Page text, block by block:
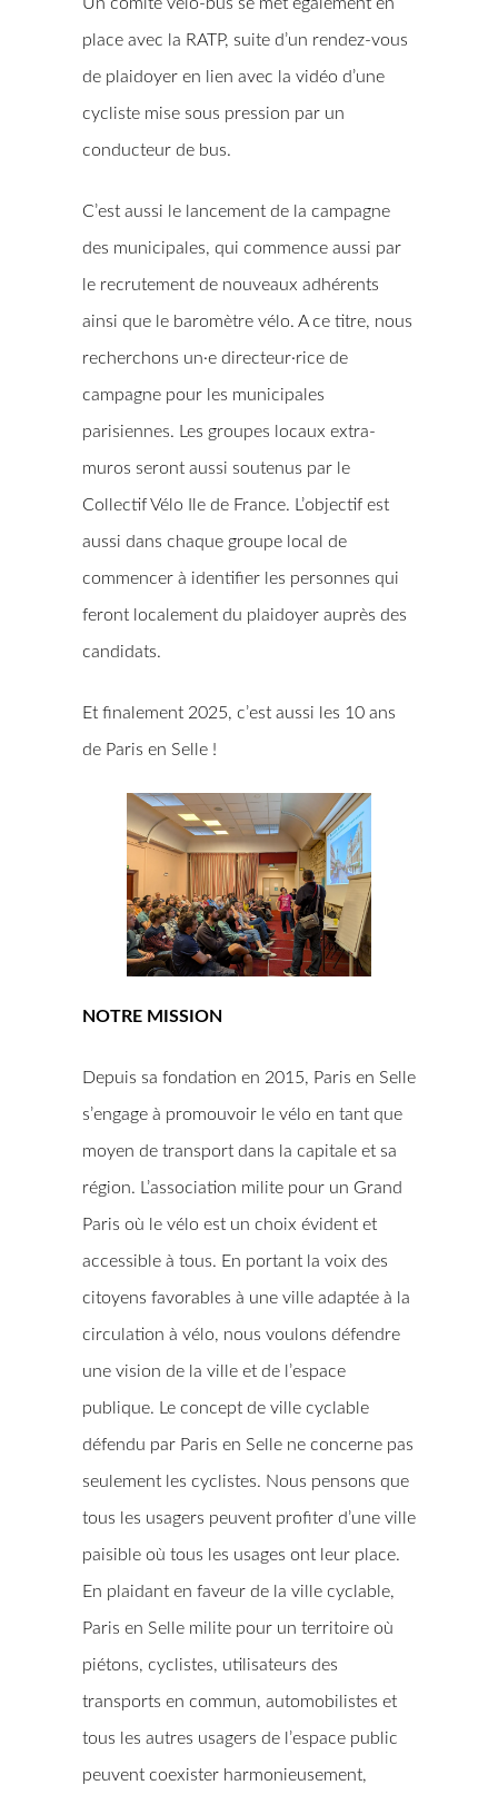
place avec la RATP, suite d’un rendez-vous
de plaidoyer en lien avec la vidéo d’une
cycliste mise sous pression par un
conducteur de bus.
C’est aussi le lancement de la campagne
des municipales, qui commence aussi par
le recrutement de nouveaux adhérents
ainsi que le baromètre vélo. A ce titre, nous
recherchons un·e directeur·rice de
campagne pour les municipales
parisiennes. Les groupes locaux extra-
muros seront aussi soutenus par le
Collectif Vélo Ile de France. L’objectif est
aussi dans chaque groupe local de
commencer à identifier les personnes qui
feront localement du plaidoyer auprès des
candidats.
Et finalement 2025, c’est aussi les 10 ans
de Paris en Selle !
NOTRE MISSION
Depuis sa fondation en 2015, Paris en Selle
s’engage à promouvoir le vélo en tant que
moyen de transport dans la capitale et sa
région. L’association milite pour un Grand
Paris où le vélo est un choix évident et
accessible à tous. En portant la voix des
citoyens favorables à une ville adaptée à la
circulation à vélo, nous voulons défendre
une vision de la ville et de l’espace
publique. Le concept de ville cyclable
défendu par Paris en Selle ne concerne pas
seulement les cyclistes. Nous pensons que
tous les usagers peuvent profiter d’une ville
paisible où tous les usages ont leur place.
En plaidant en faveur de la ville cyclable,
Paris en Selle milite pour un territoire où
piétons, cyclistes, utilisateurs des
transports en commun, automobilistes et
tous les autres usagers de l’espace public
peuvent coexister harmonieusement,